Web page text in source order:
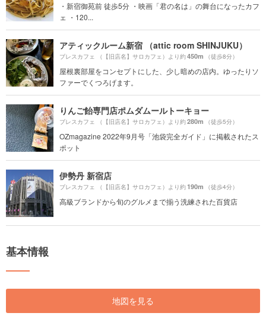
・新宿御苑前 徒歩5分 ・映画「君の名は」の舞台になったカフ
ェ ・120...
アティックルーム新宿 （attic room SHINJUKU）
ブレスカフェ （【旧店名】サロカフェ）より約450m （徒歩8分）
屋根裏部屋をコンセプトにした、少し暗めの店内。ゆったりソ
ファーでくつろげます。
りんご飴専門店ポムダムールトーキョー
ブレスカフェ （【旧店名】サロカフェ）より約280m （徒歩5分）
OZmagazine 2022年9月号「池袋完全ガイド」に掲載されたス
ポット
伊勢丹 新宿店
ブレスカフェ （【旧店名】サロカフェ）より約190m （徒歩4分）
高級ブランドから旬のグルメまで揃う洗練された百貨店
基本情報
地図を見る